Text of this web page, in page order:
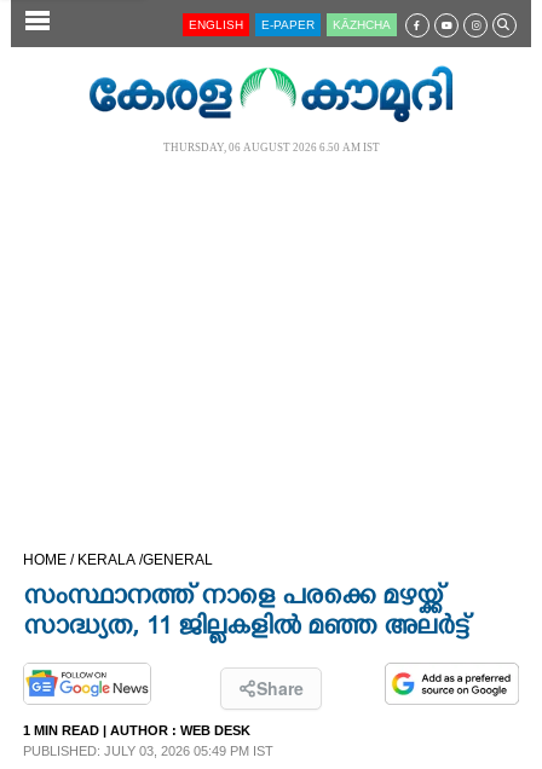
SECTIONS
CINEMA
OPINION
PHOTOS
ENGLISH E-PAPER KĀZHCHA
THURSDAY, 06 AUGUST 2026 6.50 AM IST
HOME / KERALA /GENERAL
സംസ്ഥാനത്ത് നാളെ പരക്കെ മഴയ്ക്ക്
സാദ്ധ്യത,​ 11 ജില്ലകളിൽ മഞ്ഞ അലർട്ട്
Share
1 MIN READ | AUTHOR : WEB DESK
PUBLISHED: JULY 03, 2026 05:49 PM IST